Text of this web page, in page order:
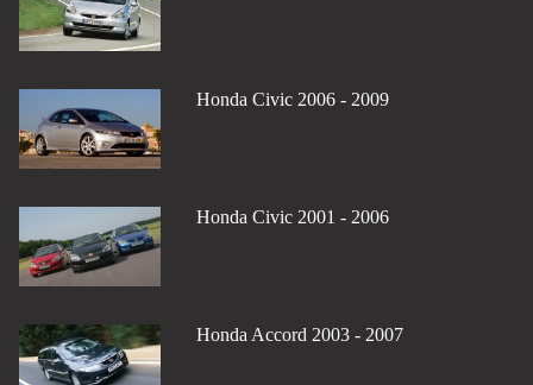
Honda Civic 2006 - 2009
Honda Civic 2001 - 2006
Honda Accord 2003 - 2007